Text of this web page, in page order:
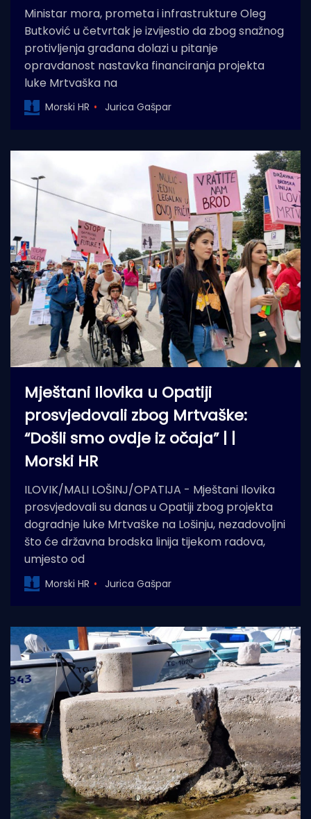
Ministar mora, prometa i infrastrukture Oleg
Butković u četvrtak je izvijestio da zbog snažnog
protivljenja građana dolazi u pitanje
opravdanost nastavka financiranja projekta
luke Mrtvaška na
Morski HR Jurica Gašpar
Mještani Ilovika u Opatiji
prosvjedovali zbog Mrtvaške:
“Došli smo ovdje iz očaja” | |
Morski HR
ILOVIK/MALI LOŠINJ/OPATIJA - Mještani Ilovika
prosvjedovali su danas u Opatiji zbog projekta
dogradnje luke Mrtvaške na Lošinju, nezadovoljni
što će državna brodska linija tijekom radova,
umjesto od
Morski HR Jurica Gašpar